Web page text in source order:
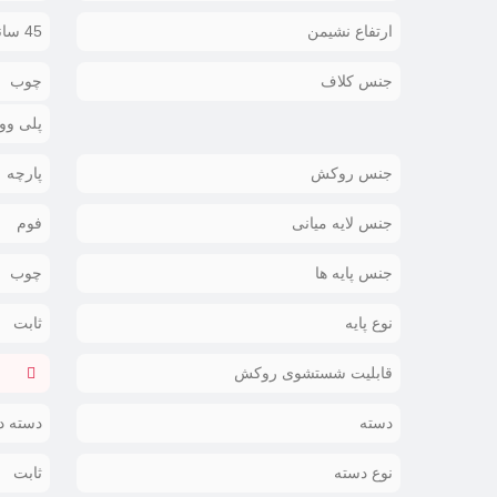
ارتفاع نشیمن 45 سانتیمتر
جنس کلاف چوب
پلی
جنس روکش پارچه
جنس لایه میانی فوم
جنس پایه ها چوب
نوع پایه ثابت
قابلیت شستشوی روکش
دسته دسته
نوع دسته ثابت